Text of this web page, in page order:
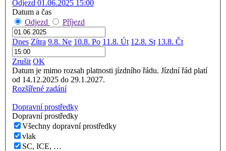
Odjezd 01.06.2025 15:00
Datum a čas
Odjezd
Příjezd
Dnes Zítra 9.8. Ne 10.8. Po 11.8. Út 12.8. St 13.8. Čt
Zrušit OK
Datum je mimo rozsah platnosti jízdního řádu. Jízdní řád platí
od 14.12.2025 do 29.1.2027.
Rozšířené zadání
Dopravní prostředky
Dopravní prostředky
Všechny dopravní prostředky
vlak
SC, ICE, …